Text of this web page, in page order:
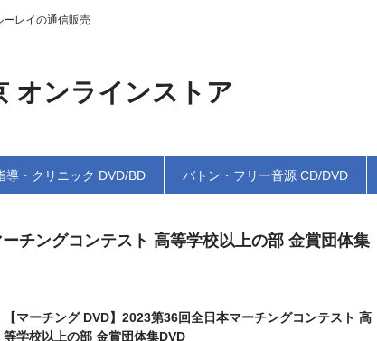
レイの通信販売
オンラインストア
導・クリニック DVD/BD バトン・フリー音源 CD/DVD
チングコンテスト 高等学校以上の部 金賞団体集
【マーチング DVD】2023第36回全日本マーチングコンテスト 高
等学校以上の部 金賞団体集DVD